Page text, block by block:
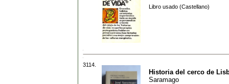
Libro usado (Castellano)
3114.
Historia del cerco de
Saramago